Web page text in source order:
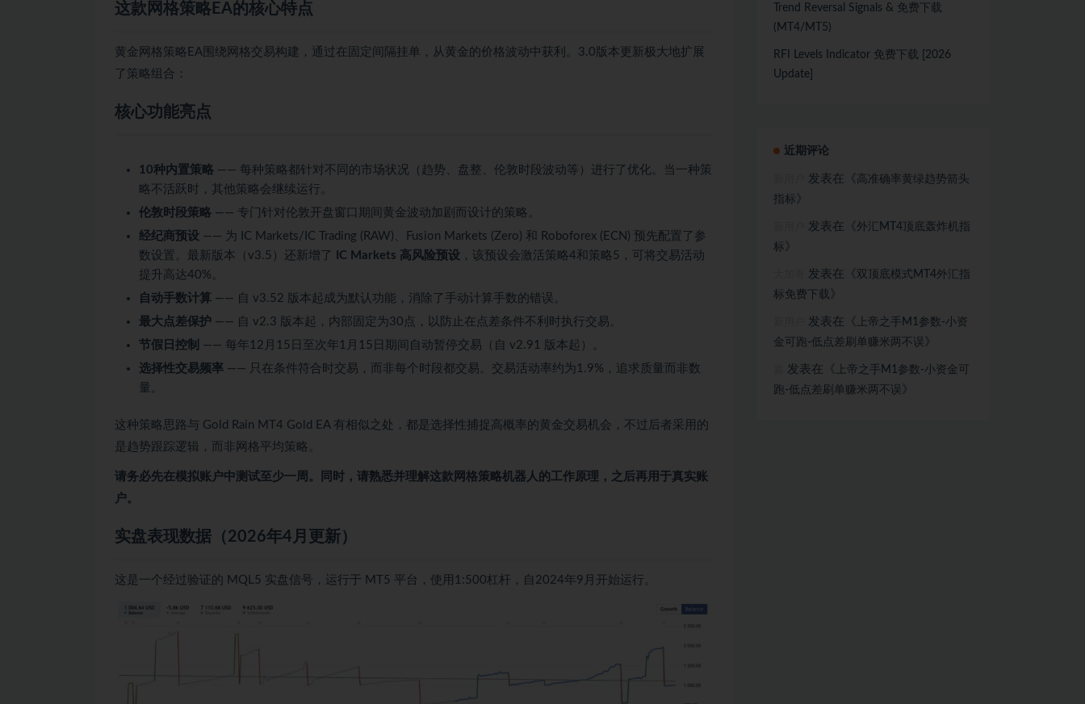
这款网格策略EA的核心特点
黄金网格策略EA围绕网格交易构建，通过在固定间隔挂单，从黄金的价格波动中获利。3.0版本更新极大地扩展
了策略组合：
核心功能亮点
10种内置策略 —— 每种策略都针对不同的市场状况（趋势、盘整、伦敦时段波动等）进行了优化。当一种策
略不活跃时，其他策略会继续运行。
伦敦时段策略 —— 专门针对伦敦开盘窗口期间黄金波动加剧而设计的策略。
经纪商预设 —— 为 IC Markets/IC Trading (RAW)、Fusion Markets (Zero) 和 Roboforex (ECN) 预先配置了参
数设置。最新版本（v3.5）还新增了
IC Markets 高风险预设 ，该预设会激活策略4和策略5，可将交易活动
提升高达40%。
自动手数计算 —— 自 v3.52 版本起成为默认功能，消除了手动计算手数的错误。
最大点差保护 —— 自 v2.3 版本起，内部固定为30点，以防止在点差条件不利时执行交易。
节假日控制 —— 每年12月15日至次年1月15日期间自动暂停交易（自 v2.91 版本起）。
选择性交易频率 —— 只在条件符合时交易，而非每个时段都交易。交易活动率约为1.9%，追求质量而非数
量。
这种策略思路与 Gold Rain MT4 Gold EA 有相似之处，都是选择性捕捉高概率的黄金交易机会，不过后者采用的
是趋势跟踪逻辑，而非网格平均策略。
请务必先在模拟账户中测试至少一周。同时，请熟悉并理解这款网格策略机器人的工作原理，之后再用于真实账
户。
实盘表现数据（2026年4月更新）
这是一个经过验证的 MQL5 实盘信号，运行于 MT5 平台，使用1:500杠杆，自2024年9月开始运行。
Trend Reversal Signals & 免费下载
(MT4/MT5)
RFI Levels Indicator 免费下载 [2026
Update]
近期评论
发表在《 高准确率黄绿趋势箭头
指标 》
发表在《 外汇MT4顶底轰炸机指
标 》
发表在《 双顶底模式MT4外汇指
标免费下载 》
发表在《
上帝之手M1参数-小资
金可跑-低点差刷单赚米两不误 》
发表在《
上帝之手M1参数-小资金可
跑-低点差刷单赚米两不误 》